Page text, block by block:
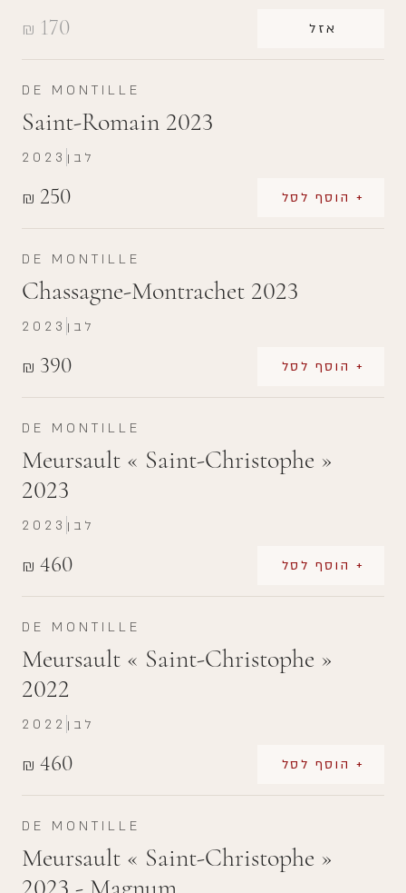
₪ 170 אזל
DE MONTILLE
Saint-Romain 2023
₪ 250 + הוסף לסל
2023 לבן
DE MONTILLE
Chassagne-Montrachet 2023
₪ 390 + הוסף לסל
2023 לבן
DE MONTILLE
Meursault « Saint-Christophe »
2023
₪ 460 + הוסף לסל
2023 לבן
DE MONTILLE
Meursault « Saint-Christophe »
2022
₪ 460 + הוסף לסל
2022 לבן
DE MONTILLE
Meursault « Saint-Christophe »